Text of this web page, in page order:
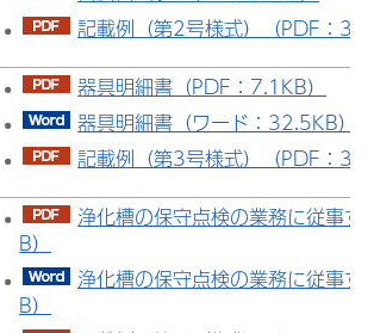
記載例（第2号様式）（PDF：
器具明細書（PDF：7.1KB）
器具明細書（ワード：32.5KB）
記載例（第3号様式）（PDF：
浄化槽の保守点検の業務に従事
B）
浄化槽の保守点検の業務に従事
B）